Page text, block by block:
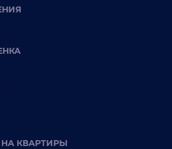
КВАРТИРЫ